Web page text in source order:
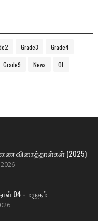
Grade3 Grade4
Grade9 News OL
வினாத்தாள்கள் (2025)
2026
04 - மருதம்